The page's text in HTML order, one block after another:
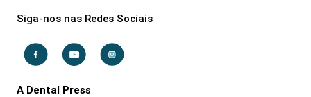
Siga-nos nas Redes Sociais
A Dental Press